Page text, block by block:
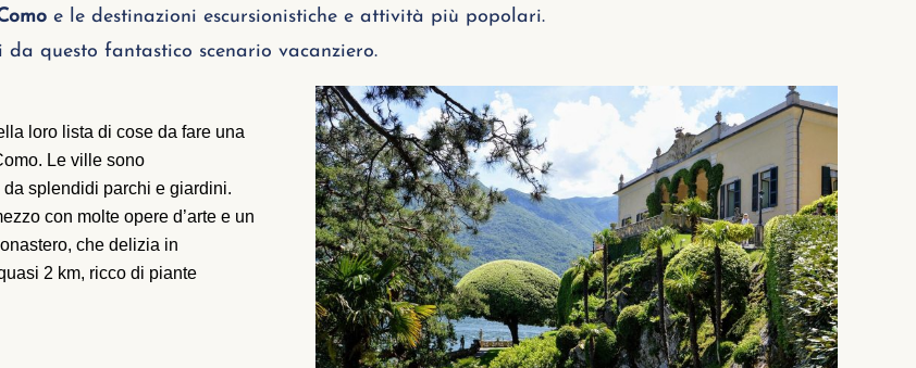
e le destinazioni escursionistiche e attività più popolari.
questo fantastico scenario vacanziero.
loro lista di cose da fare una
Le ville sono
splendidi parchi e giardini.
con molte opere d’arte e un
che delizia in
2 km, ricco di piante